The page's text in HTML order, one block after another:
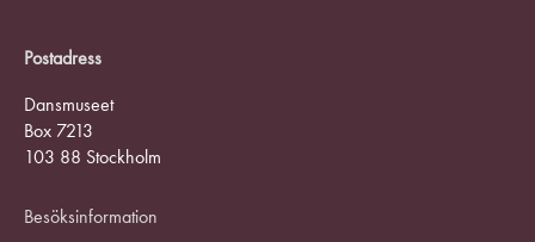
Postadress
Dansmuseet
Box 7213
103 88 Stockholm
Besöksinformation